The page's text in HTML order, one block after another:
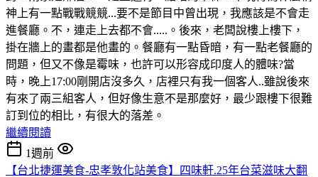
神上有一點戰戰競競...要不是節目中曾出現，我應該是不會走
進餐廳。不，連走上去都不會.....。後來，老闆說樓上樓下，
掛在牆上的畫都是他畫的。餐廳有一點昏暗，有一點老餐廳的
問題，但又不像是霉味，也許可以形容成印度人的體味?當
時，晚上17:00剛開店沒多久，店裡只有我一個客人..雖說後來
有來了兩三組客人，但好像生意不是那麼好，最少跟樓下很難
訂到位的相比，有很大的落差。
繼續閱讀
1週前
【台北捷運美食-忠孝敦化站美食】四味軒.25年台菜滋味大翻